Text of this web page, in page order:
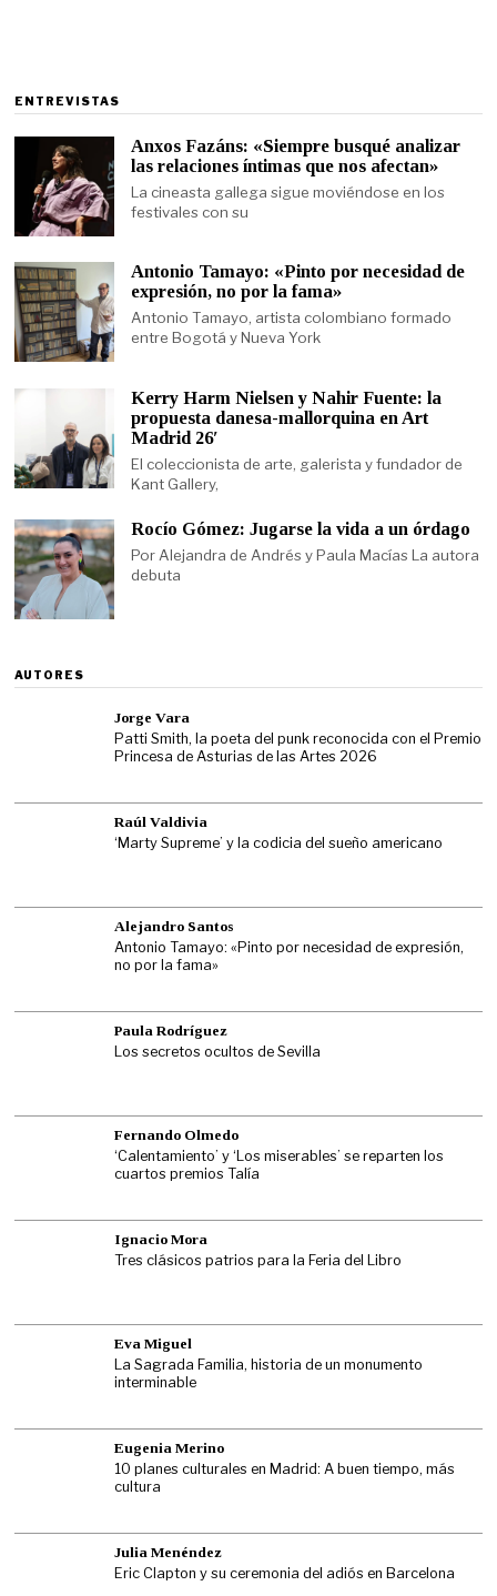
ENTREVISTAS
Anxos Fazáns: «Siempre busqué analizar
las relaciones íntimas que nos afectan»
La cineasta gallega sigue moviéndose en los
festivales con su
Antonio Tamayo: «Pinto por necesidad de
expresión, no por la fama»
Antonio Tamayo, artista colombiano formado
entre Bogotá y Nueva York
Kerry Harm Nielsen y Nahir Fuente: la
propuesta danesa-mallorquina en Art
Madrid 26′
El coleccionista de arte, galerista y fundador de
Kant Gallery,
Rocío Gómez: Jugarse la vida a un órdago
Por Alejandra de Andrés y Paula Macías La autora
debuta
AUTORES
Jorge Vara
Patti Smith, la poeta del punk reconocida con el Premio
Princesa de Asturias de las Artes 2026
Raúl Valdivia
‘Marty Supreme’ y la codicia del sueño americano
Alejandro Santos
Antonio Tamayo: «Pinto por necesidad de expresión,
no por la fama»
Paula Rodríguez
Los secretos ocultos de Sevilla
Fernando Olmedo
‘Calentamiento’ y ‘Los miserables’ se reparten los
cuartos premios Talía
Ignacio Mora
Tres clásicos patrios para la Feria del Libro
Eva Miguel
La Sagrada Familia, historia de un monumento
interminable
Eugenia Merino
10 planes culturales en Madrid: A buen tiempo, más
cultura
Julia Menéndez
Eric Clapton y su ceremonia del adiós en Barcelona